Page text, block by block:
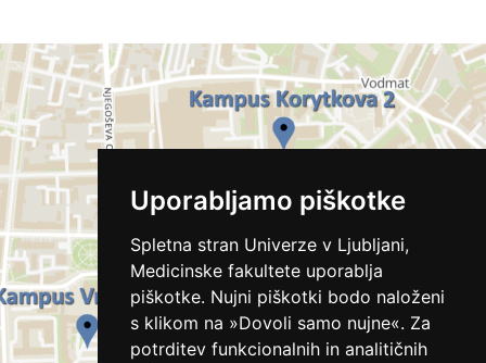
Uporabljamo piškotke
Spletna stran Univerze v Ljubljani,
Medicinske fakultete uporablja
piškotke. Nujni piškotki bodo naloženi
s klikom na »Dovoli samo nujne«. Za
potrditev funkcionalnih in analitičnih